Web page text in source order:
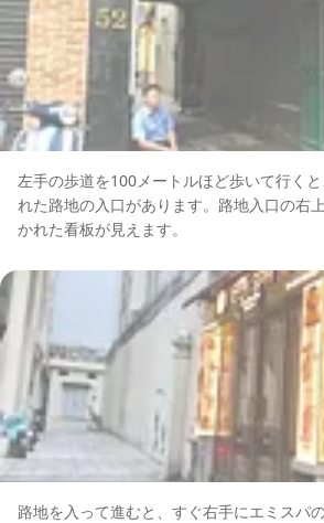
左手の歩道を100メートルほど歩いて行く
れた路地の入口があります。路地入口の右
かれた看板が見えます。
路地を入って進むと、すぐ右手にエミスパの